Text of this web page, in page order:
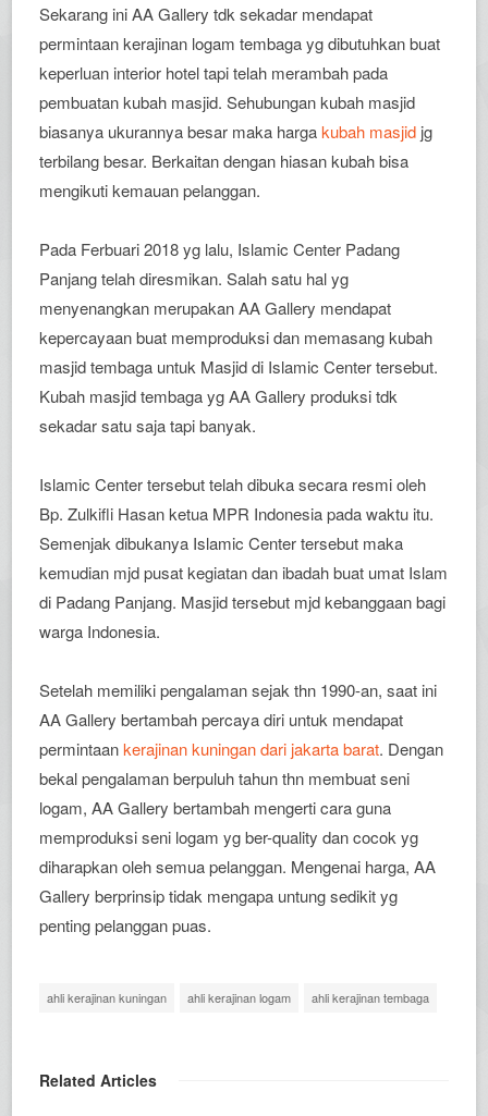
Sekarang ini AA Gallery tdk sekadar mendapat
permintaan kerajinan logam tembaga yg dibutuhkan buat
keperluan interior hotel tapi telah merambah pada
pembuatan kubah masjid. Sehubungan kubah masjid
biasanya ukurannya besar maka hargakubah masjid jg
terbilang besar. Berkaitan dengan hiasan kubah bisa
mengikuti kemauan pelanggan.
Pada Ferbuari 2018 yg lalu, Islamic Center Padang
Panjang telah diresmikan. Salah satu hal yg
menyenangkan merupakan AA Gallery mendapat
kepercayaan buat memproduksi dan memasang kubah
masjid tembaga untuk Masjid di Islamic Center tersebut.
Kubah masjid tembaga yg AA Gallery produksi tdk
sekadar satu saja tapi banyak.
Islamic Center tersebut telah dibuka secara resmi oleh
Bp. Zulkifli Hasan ketua MPR Indonesia pada waktu itu.
Semenjak dibukanya Islamic Center tersebut maka
kemudian mjd pusat kegiatan dan ibadah buat umat Islam
di Padang Panjang. Masjid tersebut mjd kebanggaan bagi
warga Indonesia.
Setelah memiliki pengalaman sejak thn 1990-an, saat ini
AA Gallery bertambah percaya diri untuk mendapat
permintaankerajinan kuningan dari jakarta barat. Dengan
bekal pengalaman berpuluh tahun thn membuat seni
logam, AA Gallery bertambah mengerti cara guna
memproduksi seni logam yg ber-quality dan cocok yg
diharapkan oleh semua pelanggan. Mengenai harga, AA
Gallery berprinsip tidak mengapa untung sedikit yg
penting pelanggan puas.
ahli kerajinan kuningan ahli kerajinan logam ahli kerajinan tembaga
Related Articles